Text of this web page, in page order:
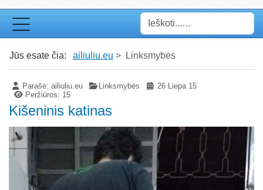
Paieška
Jūs esate čia: ailiuliu.eu Linksmybės
Parašė:ailiuliu.eu Linksmybės
26 Liepa 15
Peržiūros: 15
Kišeninis katinas